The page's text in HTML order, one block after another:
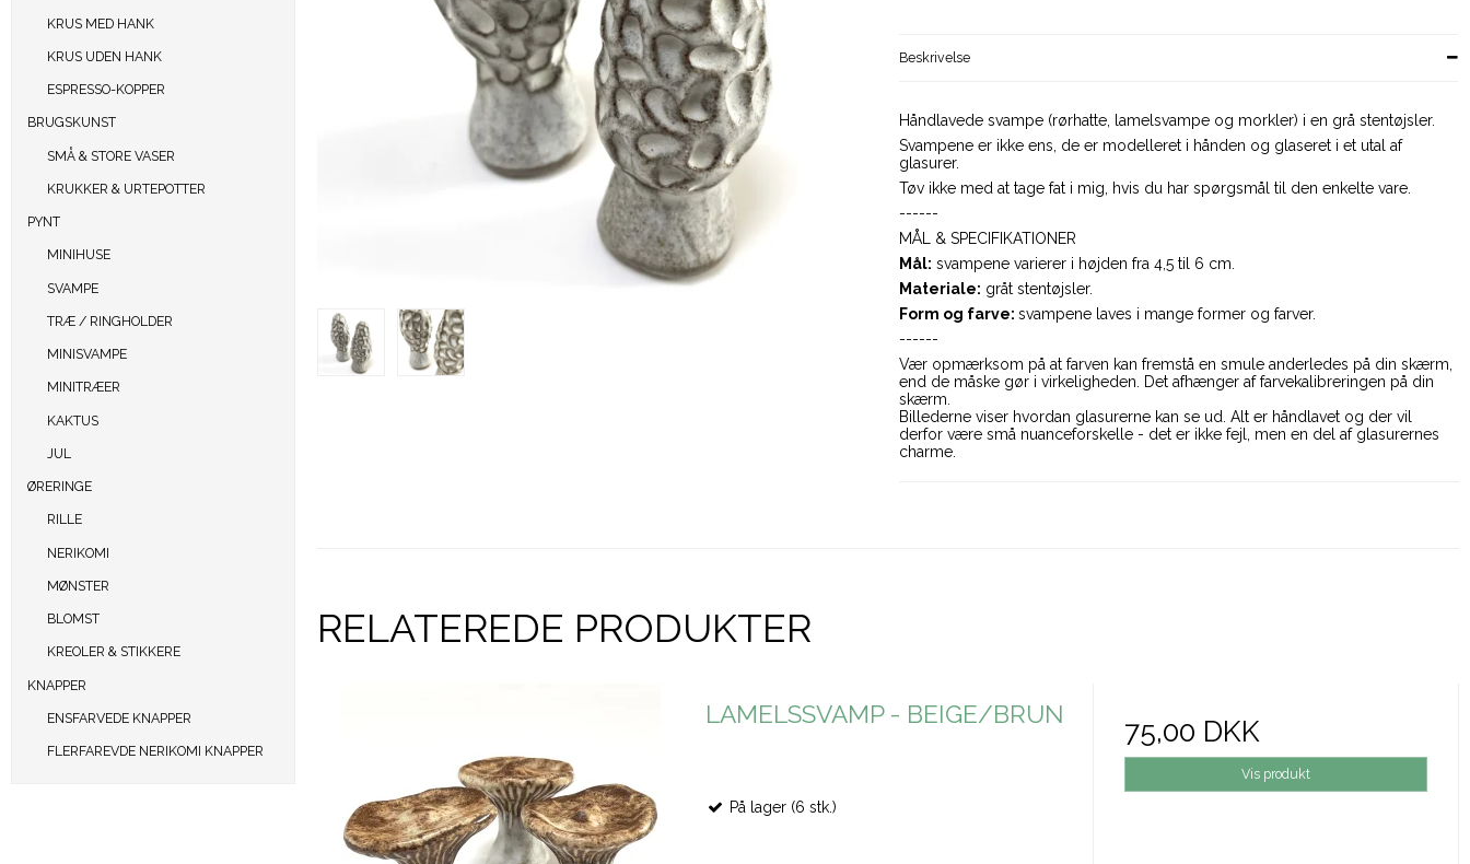
KRUS MED HANK
KRUS UDEN HANK
ESPRESSO-KOPPER
BRUGSKUNST
SMÅ & STORE VASER
KRUKKER & URTEPOTTER
PYNT
MINIHUSE
SVAMPE
TRÆ / RINGHOLDER
MINISVAMPE
MINITRÆER
KAKTUS
JUL
ØRERINGE
RILLE
NERIKOMI
MØNSTER
BLOMST
KREOLER & STIKKERE
KNAPPER
ENSFARVEDE KNAPPER
FLERFAREVDE NERIKOMI KNAPPER
Beskrivelse
Håndlavede svampe (rørhatte, lamelsvampe og morkler) i en grå stentøjsler.
Svampene er ikke ens, de er modelleret i hånden og glaseret i et utal af
glasurer.
Tøv ikke med at tage fat i mig, hvis du har spørgsmål til den enkelte vare.
------
MÅL & SPECIFIKATIONER
Mål: svampene varierer i højden fra 4,5 til 6 cm.
Materiale: gråt stentøjsler.
Form og farve: svampene laves i mange former og farver.
------
Vær opmærksom på at farven kan fremstå en smule anderledes på din skærm,
end de måske gør i virkeligheden. Det afhænger af farvekalibreringen på din
skærm.
Billederne viser hvordan glasurerne kan se ud. Alt er håndlavet og der vil
derfor være små nuanceforskelle - det er ikke fejl, men en del af glasurernes
charme.
RELATEREDE PRODUKTER
LAMELSSVAMP - BEIGE/BRUN
På lager (6 stk.)
75,00 DKK
Vis produkt